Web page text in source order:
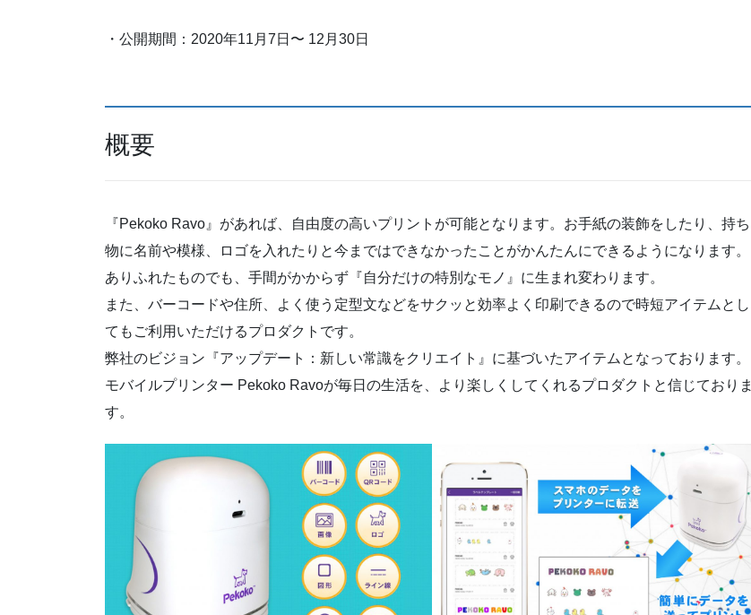
・公開期間：2020年11月7日〜 12月30日
概要
『Pekoko Ravo』があれば、自由度の高いプリントが可能となります。お手紙の装飾をしたり、持ち
物に名前や模様、ロゴを入れたりと今まではできなかったことがかんたんにできるようになります。
ありふれたものでも、手間がかからず『自分だけの特別なモノ』に生まれ変わります。
また、バーコードや住所、よく使う定型文などをサクッと効率よく印刷できるので時短アイテムとし
てもご利用いただけるプロダクトです。
弊社のビジョン『アップデート：新しい常識をクリエイト』に基づいたアイテムとなっております。
モバイルプリンター Pekoko Ravoが毎日の生活を、より楽しくしてくれるプロダクトと信じておりま
す。